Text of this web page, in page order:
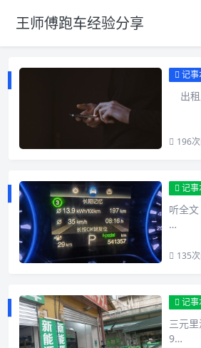
王师傅跑车经验分享
记事
出租
196
记事
听全
…
135
记事
三元
9…